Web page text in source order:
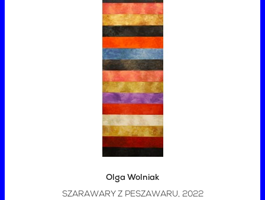
Olga Wolniak
SZARAWARY Z PESZAWARU, 2022